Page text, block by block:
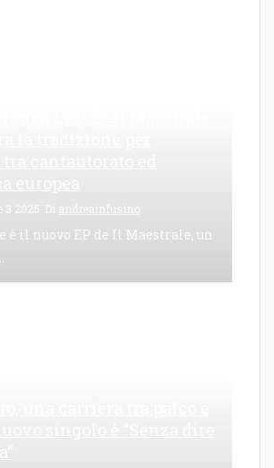
3 2025 Di andreainfusino
è il nuovo EP de Il Maestrale, un